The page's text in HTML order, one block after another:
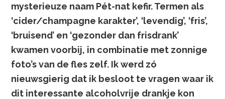
mysterieuze naam Pét-nat kefir. Termen als
‘cider/champagne karakter’, ‘levendig’, ‘fris’,
‘bruisend’ en ‘gezonder dan frisdrank’
kwamen voorbij, in combinatie met zonnige
foto’s van de fles zelf. Ik werd zó
nieuwsgierig dat ik besloot te vragen waar ik
dit interessante alcoholvrije drankje kon